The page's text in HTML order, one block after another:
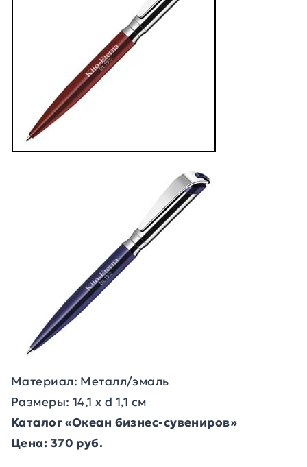
Материал: Металл/эмаль
Размеры: 14,1 х d 1,1 см
Каталог «Океан бизнес-сувениров»
Цена: 370 руб.